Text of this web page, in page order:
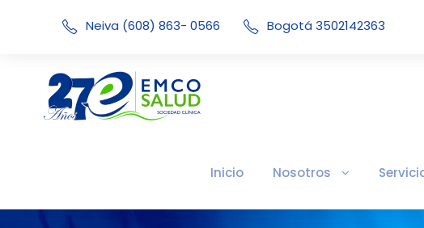
Neiva (608) 863- 0566 Bogotá 3502142363
Inicio Nosotros